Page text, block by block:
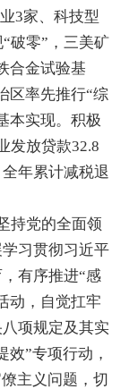
3家、科技型
“破零” ，三美矿
合金试验基
区率先推行“综
本实现。积极
发放贷款32.8
年累计减税退
持党的全面领
习贯彻习近平
有序推进“感
动， 自觉扛牢
项规定及其实
效”专项行动，
主义问题， 切